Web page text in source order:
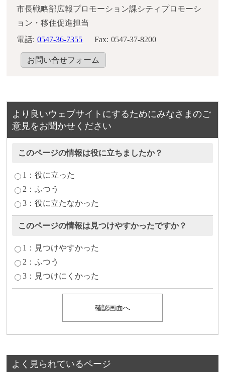
市長戦略部広報プロモーション課シティプロモーシ
ョン・移住促進担当
電話: 0547-36-7355 Fax: 0547-37-8200
お問い合せフォーム
より良いウェブサイトにするためにみなさまのご
意見をお聞かせください
このページの情報は役に立ちましたか？
1：役に立った
2：ふつう
3：役に立たなかった
このページの情報は見つけやすかったですか？
1：見つけやすかった
2：ふつう
3：見つけにくかった
よく見られているページ